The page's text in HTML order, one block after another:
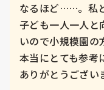
なるほど……。私
子ども一人一人と
いので小規模園の
本当にとても参考
ありがとうござい